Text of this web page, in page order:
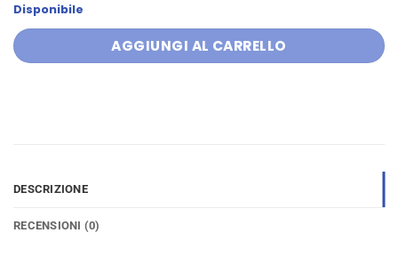
era:
69,00 €.
è:
65,00 €.
Disponibile
AGGIUNGI AL CARRELLO
DESCRIZIONE
RECENSIONI (0)